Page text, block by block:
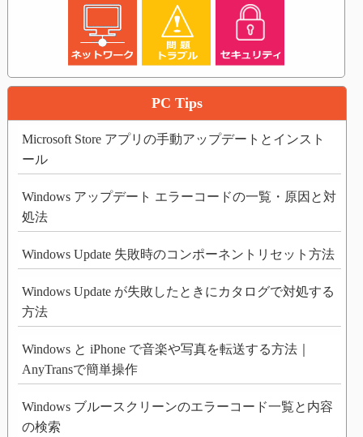
PC Tips
Microsoft Store アプリの手動アップデートとインスト
ール
Windows アップデート エラーコードの一覧・原因と対
処法
Windows Update 失敗時のコンポーネントリセット方法
Windows Update が失敗したときにカタログで対処する
方法
Windows と iPhone で音楽や写真を転送する方法｜
AnyTransで簡単操作
Windows ブルースクリーンのエラーコード一覧と内容
の検索